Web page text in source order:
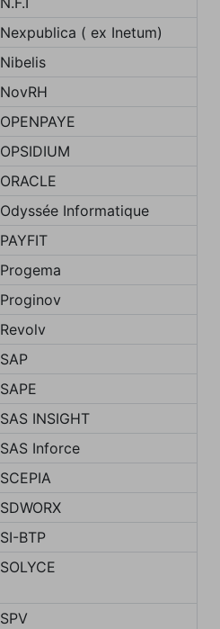
Nexpublica ( ex Inetum)
Nibelis
NovRH
OPENPAYE
OPSIDIUM
ORACLE
Odyssée Informatique
PAYFIT
Progema
Proginov
Revolv
SAP
SAPE
SAS INSIGHT
SAS Inforce
SCEPIA
SDWORX
SI-BTP
SOLYCE
SPV